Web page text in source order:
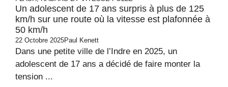
Un adolescent de 17 ans surpris à plus de 125
km/h sur une route où la vitesse est plafonnée à
50 km/h
22 Octobre 2025Paul Kenett
Dans une petite ville de l’Indre en 2025, un
adolescent de 17 ans a décidé de faire monter la
tension ...